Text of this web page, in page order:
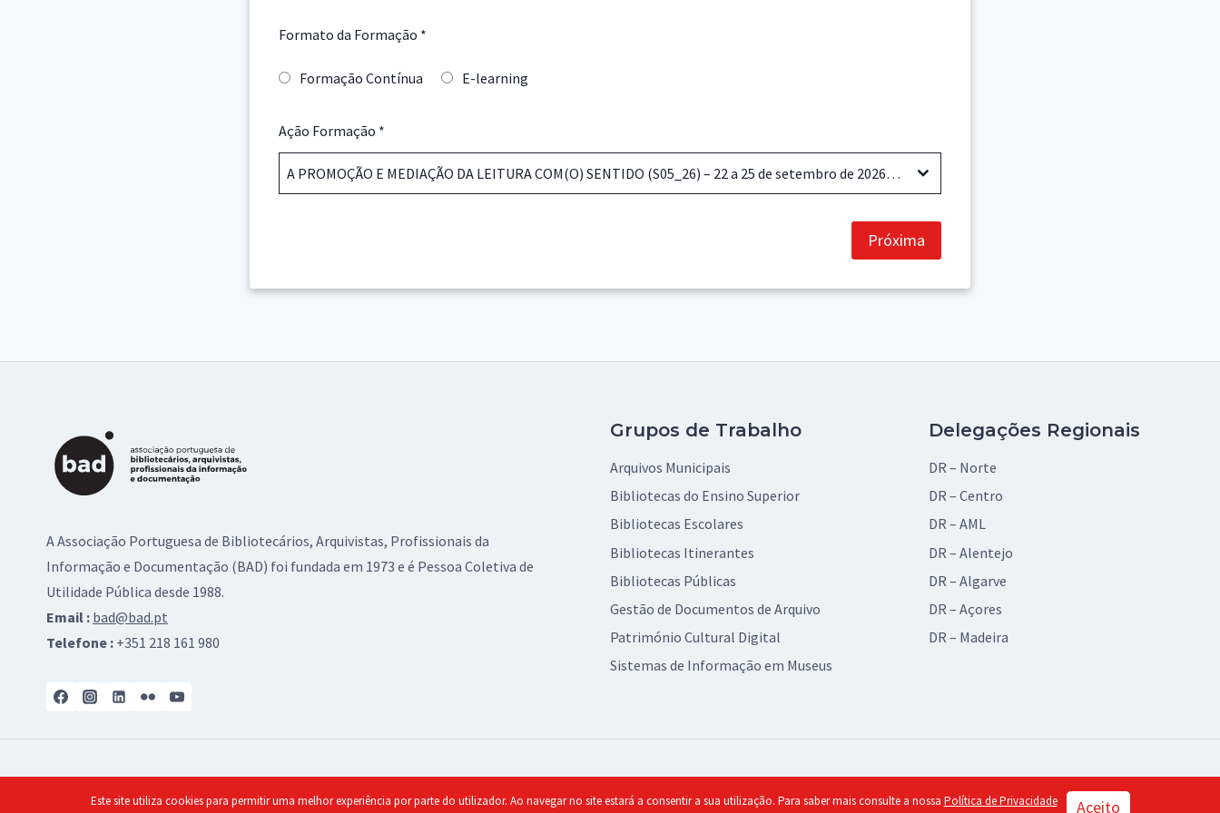
Formato da Formação *
Formação Contínua E-learning
Ação Formação *
A PROMOÇÃO E MEDIAÇÃO DA LEITURA COM(O) SENTIDO (S05_26) – 22 a 25 de setembro de 2026, Ação de formação contínua presencial (Lisboa)
Próxima
A Associação Portuguesa de Bibliotecários, Arquivistas, Profissionais da
Informação e Documentação (BAD) foi fundada em 1973 e é Pessoa Coletiva de
Utilidade Pública desde 1988.
Email : bad@bad.pt
Telefone : +351 218 161 980
Grupos de Trabalho
Arquivos Municipais
Bibliotecas do Ensino Superior
Bibliotecas Escolares
Bibliotecas Itinerantes
Bibliotecas Públicas
Gestão de Documentos de Arquivo
Património Cultural Digital
Sistemas de Informação em Museus
Delegações Regionais
DR – Norte
DR – Centro
DR – AML
DR – Alentejo
DR – Algarve
DR – Açores
DR – Madeira
© 2026 BAD Design by:
Este site utiliza cookies para permitir uma melhor experiência por parte do utilizador. Ao navegar no site estará a consentir a sua utilização. Para saber mais consulte a nossa Política de Privacidade Aceito